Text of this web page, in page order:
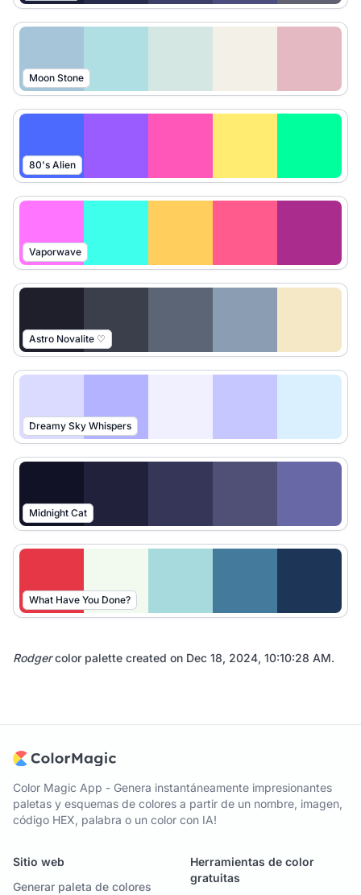
Moon Stone
80's Alien
Vaporwave
Astro Novalite ♡
Dreamy Sky Whispers
Midnight Cat
What Have You Done?
Rodgercolor palette created on Dec 18, 2024, 10:10:28 AM.
Color Magic App - Genera instantáneamente impresionantes
paletas y esquemas de colores a partir de un nombre, imagen,
código HEX, palabra o un color con IA!
Sitio web
Generar paleta de colores
Herramientas de color
gratuitas